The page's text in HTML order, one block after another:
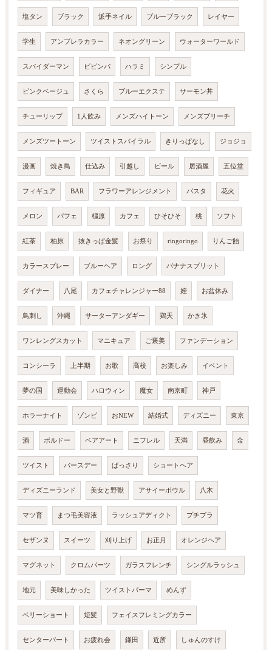
塩タン ブラック 派手ネイル ブルーブラック レイヤー
学生 アンブレラカラー ネオングリーン ウォーターワールド
スパイダーマン ビビンバ ハラミ シンプル
ピンクベージュ さくら ブルーエクステ サーモン丼
チューリップ 1人飲み メンズハイトーン メンズブリーチ
メンズツートーン ツイストスパイラル きりっぱなし ジョジョ
漫画 焼き鳥 仕込み 引越し ビール 居酒屋 五位堂
フィギュア BAR フラワーアレンジメント パスタ 花火
メロン パフェ 橿原 カフェ ひそひそ 桃 ソフト
紅茶 柏原 抜きっぱ金髪 お祭り ringoringo りんご飴
カラースプレー ブルーヘア ロング バナナスプリット
ダイナー 八尾 カフェチャレンジャー88 姪 お盆休み
鳥刺し 沖縄 サーターアンダギー 鶏天 かき氷
ワンレングスカット マニキュア ご褒美 ファンデーション
コンシーラ 上半期 お歌 高校 お楽しみ イベント
夢の国 運動会 ハロウィン 魔女 南京町 神戸
ホラーナイト ゾンビ おNEW 結婚式 ディズニー 東京
酒 ボルドー ベアアート ニフレル 天満 昼飲み 金
ツイスト バースデー ばっさり ショートヘア
ディズニーランド 美女と野獣 アサイーボウル 八木
マツ育 まつ毛美容液 ラッシュアディクト プチプラ
セザンヌ スイーツ 刈り上げ お正月 オレンジヘア
マグネット クロムパーツ ガラスフレンチ シングルラッシュ
地元 美味しかった ツイストパーマ めんず
ベリーショート 短髪 フェイスフレミングカラー
センターパート お疲れ会 鎌田 近所 しゅんのすけ